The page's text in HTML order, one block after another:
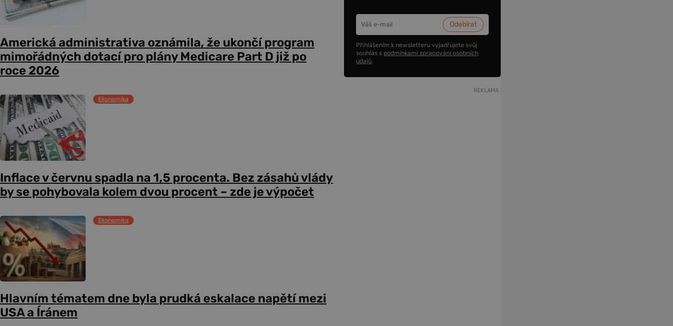
Americká administrativa oznámila, že ukončí program
mimořádných dotací pro plány Medicare Part D již po
roce 2026
Ekonomika
Inflace v červnu spadla na 1,5 procenta. Bez zásahů vlády
by se pohybovala kolem dvou procent – zde je výpočet
Ekonomika
Hlavním tématem dne byla prudká eskalace napětí mezi
USA a Íránem
Přihlášením k newsletteru vyjadřujete svůj
souhlas s podmínkami zpracování osobních
údajů.
REKLAMA